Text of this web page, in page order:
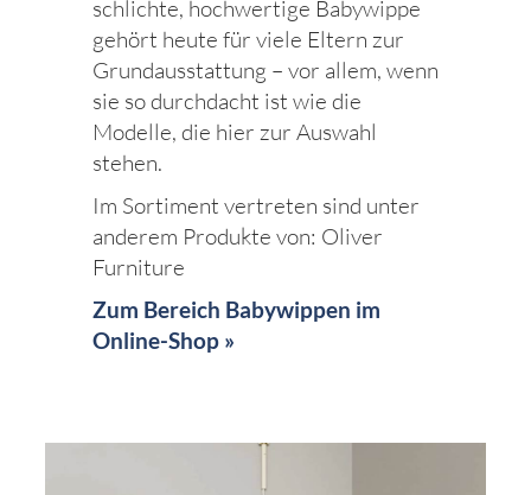
schlichte, hochwertige Babywippe
gehört heute für viele Eltern zur
Grundausstattung – vor allem, wenn
sie so durchdacht ist wie die
Modelle, die hier zur Auswahl
stehen.
Im Sortiment vertreten sind unter
anderem Produkte von: Oliver
Furniture
Zum Bereich Babywippen im
Online-Shop »